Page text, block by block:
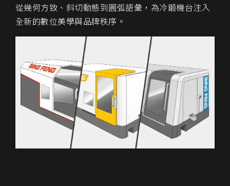
從幾何方致、斜切動態到圓弧語彙，為冷鍛機台注入
全新的數位美學與品牌秩序。